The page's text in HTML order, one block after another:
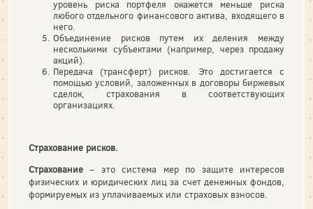
уровень риска портфеля окажется меньше риска
любого отдельного финансового актива, входящего в
него.
Объединение рисков путем их деления между
несколькими субъектами (например, через продажу
акций).
Передача (трансферт) рисков. Это достигается с
помощью условий, заложенных в договоры биржевых
сделок, страхования в соответствующих
организациях.
Страхование рисков.
Страхование – это система мер по защите интересов
физических и юридических лиц за счет денежных фондов,
формируемых из уплачиваемых или страховых взносов.